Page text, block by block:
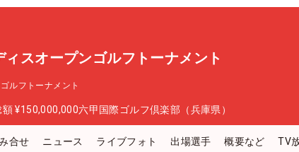
スオープンゴルフトーナメント
ルフトーナメント
額 ¥150,000,000六甲国際ゴルフ倶楽部（兵庫県）
合せ ニュース ライブフォト 出場選手 概要など TV